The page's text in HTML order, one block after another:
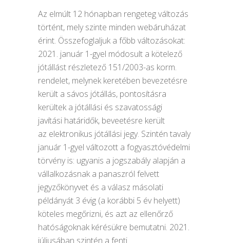
Az elmúlt 12 hónapban rengeteg változás
történt, mely szinte minden webáruházat
érint. Összefoglaljuk a főbb változásokat:
2021. január 1-gyel módosult a kötelező
jótállást részletező 151/2003-as korm.
rendelet, melynek keretében bevezetésre
került a sávos jótállás, pontosításra
kerültek a jótállási és szavatossági
javítási határidők, beveetésre került
az elektronikus jótállási jegy. Szintén tavaly
január 1-gyel változott a fogyasztóvédelmi
törvény is: ugyanis a jogszabály alapján a
vállalkozásnak a panaszról felvett
jegyzőkönyvet és a válasz másolati
példányát 3 évig (a korábbi 5 év helyett)
köteles megőrizni, és azt az ellenőrző
hatóságoknak kérésükre bemutatni. 2021.
júliusában szintén a fenti